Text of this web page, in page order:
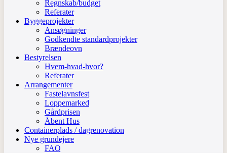
Regnskab/budget
Referater
Byggeprojekter
Ansøgninger
Godkendte standardprojekter
Brændeovn
Bestyrelsen
Hvem-hvad-hvor?
Referater
Arrangementer
Fastelavnsfest
Loppemarked
Gårdprisen
Åbent Hus
Containerplads / dagrenovation
Nye grundejere
FAQ